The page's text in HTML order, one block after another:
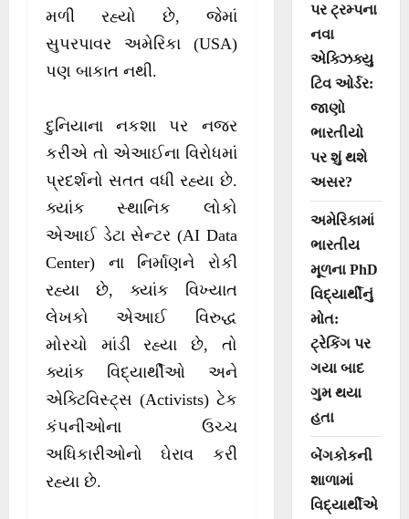
મળી રહ્યો છે, જેમાં
સુપરપાવર અમેરિકા (USA)
પણ બાકાત નથી.
દુનિયાના નકશા પર નજર
કરીએ તો એઆઈના વિરોધમાં
પ્રદર્શનો સતત વધી રહ્યા છે.
ક્યાંક સ્થાનિક લોકો
એઆઈ ડેટા સેન્ટર (AI Data
Center) ના નિર્માણને રોકી
રહ્યા છે, ક્યાંક વિખ્યાત
લેખકો એઆઈ વિરુદ્ધ
મોરચો માંડી રહ્યા છે, તો
ક્યાંક વિદ્યાર્થીઓ અને
એક્ટિવિસ્ટ્સ (Activists) ટેક
કંપનીઓના ઉચ્ચ
અધિકારીઓનો ઘેરાવ કરી
રહ્યા છે.
પર ટ્રમ્પના
નવા
એક્ઝિક્યુ
ટિવ ઓર્ડર:
જાણો
ભારતીયો
પર શું થશે
અસર?
અમેરિકામાં
ભારતીય
મૂળના PhD
વિદ્યાર્થીનું
મોત:
ટ્રેકિંગ પર
ગયા બાદ
ગુમ થયા
હતા
બેંગકોકની
શાળામાં
વિદ્યાર્થીએ